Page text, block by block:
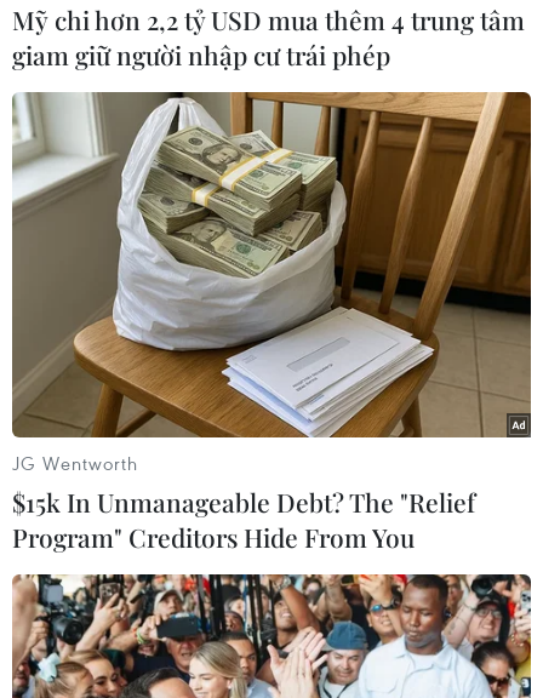
#kinh tế Anh #Brexit #COVID-19
#làn sóng thứ hai
#việc làm
Anh
TIN LIÊN QUAN
Mỹ chi hơn 2,2 tỷ USD mua thêm 4 trung tâm
giam giữ người nhập cư trái phép
JG Wentworth
$15k In Unmanageable Debt? The "Relief
Program" Creditors Hide From You